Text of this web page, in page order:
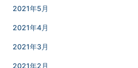
2021年5月
2021年4月
2021年3月
2021年2月